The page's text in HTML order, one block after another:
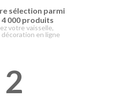
sélection parmi
4 000 produits
votre vaisselle,
en ligne
2